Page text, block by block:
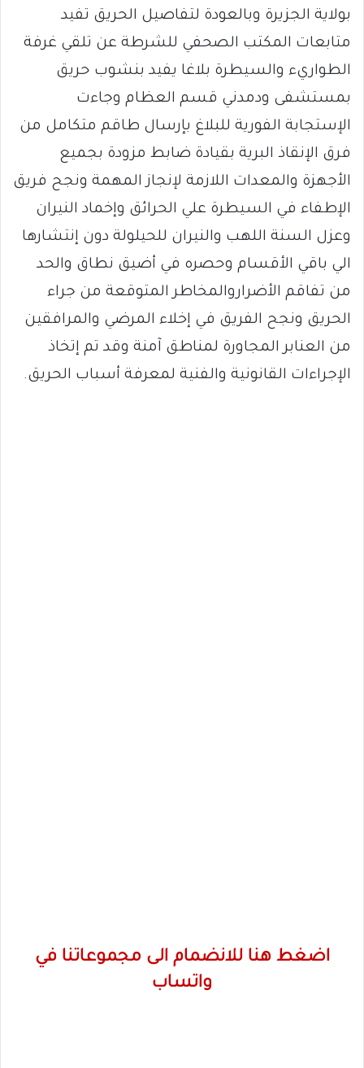
بولاية الجزيرة وبالعودة لتفاصيل الحريق تفيد
متابعات المكتب الصحفي للشرطة عن تلقي غرفة
الطواريء والسيطرة بلاغا يفيد بنشوب حريق
بمستشفى ودمدني قسم العظام وجاءت
الإستجابة الفورية للبلاغ بإرسال طاقم متكامل من
فرق الإنقاذ البرية بقيادة ضابط مزودة بجميع
الأجهزة والمعدات اللازمة لإنجاز المهمة ونجح فريق
الإطفاء في السيطرة علي الحرائق وإخماد النيران
وعزل السنة اللهب والنيران للحيلولة دون إنتشارها
الي باقي الأقسام وحصره في أضيق نطاق والحد
من تفاقم الأضراروالمخاطر المتوقعة من جراء
الحريق ونجح الفريق في إخلاء المرضي والمرافقين
من العنابر المجاورة لمناطق آمنة وقد تم إتخاذ
الإجراءات القانونية والفنية لمعرفة أسباب الحريق.
اضغط هنا للانضمام الى مجموعاتنا في
واتساب